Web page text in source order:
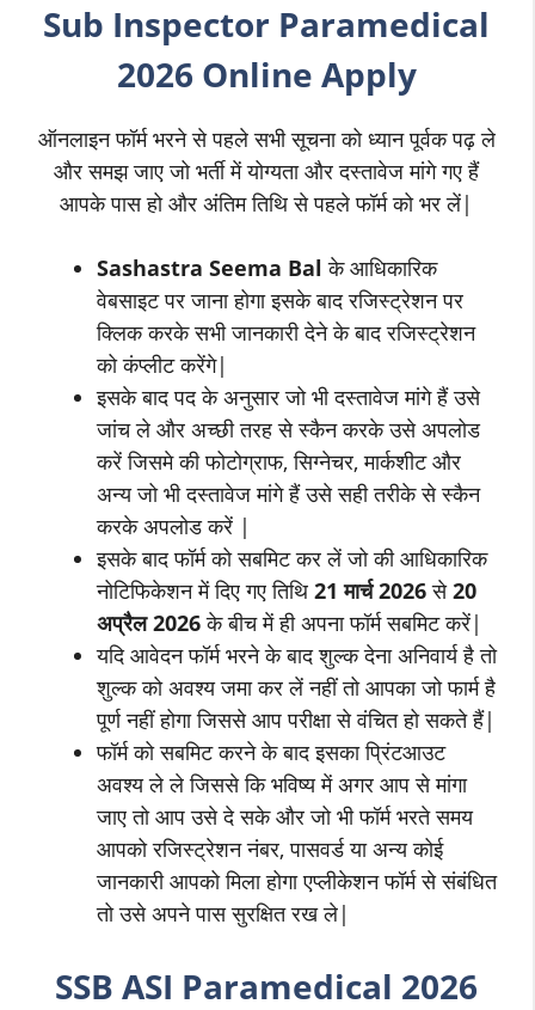
Sub Inspector Paramedical
2026 Online Apply
ऑनलाइन फॉर्म भरने से पहले सभी सूचना को ध्यान पूर्वक पढ़ ले
और समझ जाए जो भर्ती में योग्यता और दस्तावेज मांगे गए हैं
आपके पास हो और अंतिम तिथि से पहले फॉर्म को भर लें|
Sashastra Seema Bal के आधिकारिक
वेबसाइट पर जाना होगा इसके बाद रजिस्ट्रेशन पर
क्लिक करके सभी जानकारी देने के बाद रजिस्ट्रेशन
को कंप्लीट करेंगे|
इसके बाद पद के अनुसार जो भी दस्तावेज मांगे हैं उसे
जांच ले और अच्छी तरह से स्कैन करके उसे अपलोड
करें जिसमे की फोटोग्राफ, सिग्नेचर, मार्कशीट और
अन्य जो भी दस्तावेज मांगे हैं उसे सही तरीके से स्कैन
करके अपलोड करें |
इसके बाद फॉर्म को सबमिट कर लें जो की आधिकारिक
नोटिफिकेशन में दिए गए तिथि 21मार्च2026से20
अप्रैल 2026के बीच में ही अपना फॉर्म सबमिट करें|
यदि आवेदन फॉर्म भरने के बाद शुल्क देना अनिवार्य है तो
शुल्क को अवश्य जमा कर लें नहीं तो आपका जो फार्म है
पूर्ण नहीं होगा जिससे आप परीक्षा से वंचित हो सकते हैं|
फॉर्म को सबमिट करने के बाद इसका प्रिंटआउट
अवश्य ले ले जिससे कि भविष्य में अगर आप से मांगा
जाए तो आप उसे दे सके और जो भी फॉर्म भरते समय
आपको रजिस्ट्रेशन नंबर, पासवर्ड या अन्य कोई
जानकारी आपको मिला होगा एप्लीकेशन फॉर्म से संबंधित
तो उसे अपने पास सुरक्षित रख ले|
SSB ASI Paramedical 2026